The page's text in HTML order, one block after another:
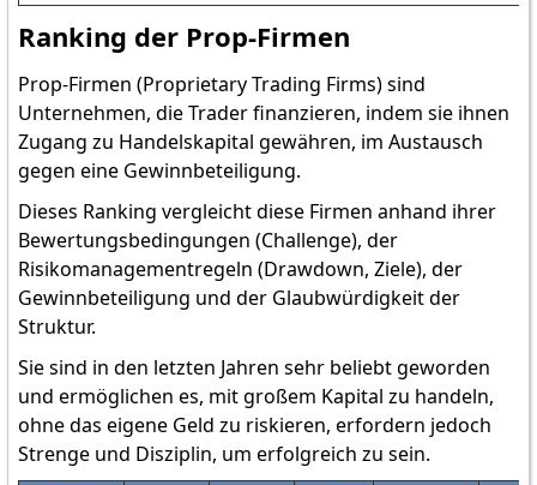
Ranking der Prop-Firmen
Prop-Firmen (Proprietary Trading Firms) sind
Unternehmen, die Trader finanzieren, indem sie ihnen
Zugang zu Handelskapital gewähren, im Austausch
gegen eine Gewinnbeteiligung.
Dieses Ranking vergleicht diese Firmen anhand ihrer
Bewertungsbedingungen (Challenge), der
Risikomanagementregeln (Drawdown, Ziele), der
Gewinnbeteiligung und der Glaubwürdigkeit der
Struktur.
Sie sind in den letzten Jahren sehr beliebt geworden
und ermöglichen es, mit großem Kapital zu handeln,
ohne das eigene Geld zu riskieren, erfordern jedoch
Strenge und Disziplin, um erfolgreich zu sein.